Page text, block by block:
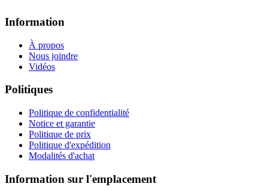
Information
À propos
Nous joindre
Vidéos
Politiques
Politique de confidentialité
Notice et garantie
Politique de prix
Politique d'expédition
Modalités d'achat
Information sur l'emplacement